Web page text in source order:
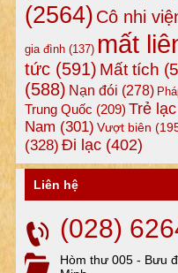
(2564) Cô nhi
gia đình(137) mất
tức(591) Mất tích
(588) Nạn đói (278)
Trung Quốc (209) Trẻ lạc
Nam (301) Vượt biên
(328) Đi lạc(402)
Liên hệ
(028)
Hòm thư 005 - Bưu